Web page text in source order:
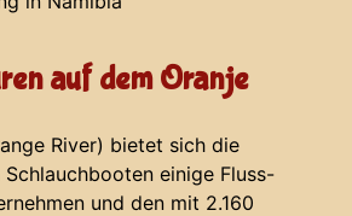
auf dem Oranje
River) bietet sich die
Schlauchbooten einige Fluss-
und den mit 2.160